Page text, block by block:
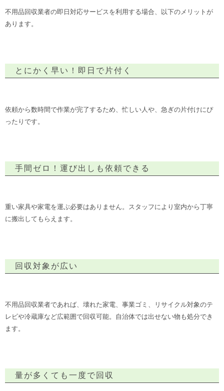
不用品回収業者の即日対応サービスを利用する場合、以下のメリットが
あります。
とにかく早い！即日で片付く
依頼から数時間で作業が完了するため、忙しい人や、急ぎの片付けにぴ
ったりです。
手間ゼロ！運び出しも依頼できる
重い家具や家電を運ぶ必要はありません。スタッフにより室内から丁寧
に搬出してもらえます。
回収対象が広い
不用品回収業者であれば、壊れた家電、事業ゴミ、リサイクル対象のテ
レビや冷蔵庫など広範囲で回収可能。自治体では出せない物も処分でき
ます。
量が多くても一度で回収